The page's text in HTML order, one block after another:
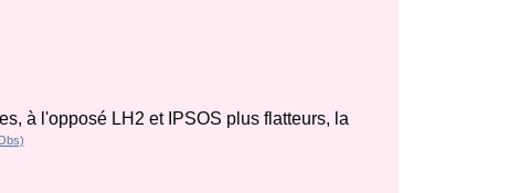
à l'opposé LH2 et IPSOS plus flatteurs, la